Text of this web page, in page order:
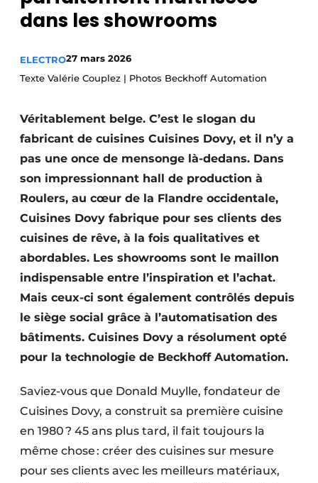
S’inscrire à l’événement
Termes et conditions
dans les showrooms
ELECTRO27 mars 2026
Texte Valérie Couplez | Photos Beckhoff Automation
Véritablement belge. C’est le slogan du
fabricant de cuisines Cuisines Dovy, et il n’y a
pas une once de mensonge là-dedans. Dans
son impressionnant hall de production à
Roulers, au cœur de la Flandre occidentale,
Cuisines Dovy fabrique pour ses clients des
cuisines de rêve, à la fois qualitatives et
abordables. Les showrooms sont le maillon
indispensable entre l’inspiration et l’achat.
Mais ceux-ci sont également contrôlés depuis
le siège social grâce à l’automatisation des
bâtiments. Cuisines Dovy a résolument opté
pour la technologie de Beckhoff Automation.
Saviez-vous que Donald Muylle, fondateur de
Cuisines Dovy, a construit sa première cuisine
en 1980 ? 45 ans plus tard, il fait toujours la
même chose : créer des cuisines sur mesure
pour ses clients avec les meilleurs matériaux,